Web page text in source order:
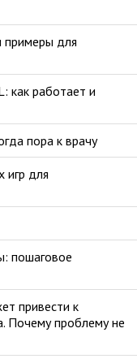
примеры для
как работает и
пора к врачу
игр для
пошаговое
привести к
Почему проблему не